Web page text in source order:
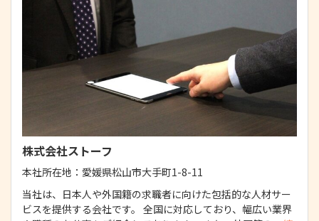
株式会社ストーフ
本社所在地： 愛媛県松山市大手町1-8-11
当社は、日本人や外国籍の求職者に向けた包括的な人材サー
ビスを提供する会社です。 全国に対応しており、幅広い業界